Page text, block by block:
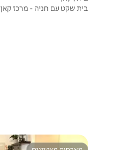
בית שקט עם חניה - מרכז קאן